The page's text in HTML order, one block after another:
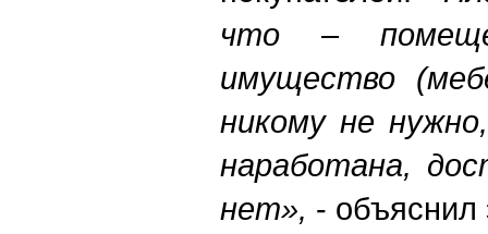
что –
имущество
никому не
наработана,
нет», - объяснил